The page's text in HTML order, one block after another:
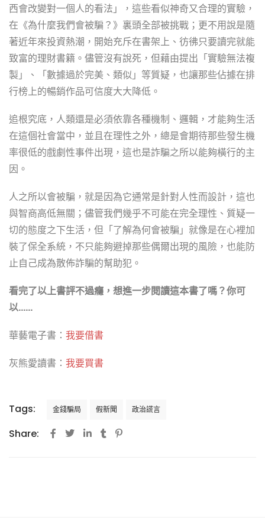
西會改變對一個人的看法」，這些看似神奇又合理的實驗，
在《為什麼我們會被騙？》裏頭全部被挑戰；更不用說是隨
著近年來投資熱潮，開始充斥在書架上、彷彿只要讀完就能
致富的理財書籍。儘管沒有說死，但藉由提出「實驗無法複
製」、「數據過於完美、類似」等質疑，也讓那些佔據在排
行榜上的暢銷作品可信度大大降低。
追根究底，人類還是必須依靠各種機制、邏輯，才能夠生活
在這個社會當中，並且在理性之外，總是會期待那些發生機
率很低的戲劇性事件出現，這也是詐騙之所以能夠橫行的主
因。
人之所以會被騙，就是因為它通常是針對人性而設計，這也
與智商高低無關；儘管我們幾乎不可能在完全理性、質疑一
切的態度之下生活，但「了解為何會被騙」就像是在心裡加
裝了保全系統，不只能夠避掉那些偶爾出現的風險，也能防
止自己成為散佈詐騙的幫助犯。
看完了以上書評不過癮，想進一步閱讀這本書了嗎？你可
以……
華藝電子書： 我要借書
灰熊愛讀書： 我要買書
Tags: 金錢騙局 假新聞 政治謊言
Share: